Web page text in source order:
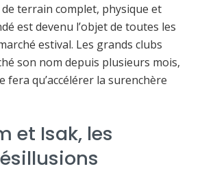
terrain complet, physique et
est devenu l’objet de toutes les
estival. Les grands clubs
son nom depuis plusieurs mois,
fera qu’accélérer la surenchère
et Isak, les